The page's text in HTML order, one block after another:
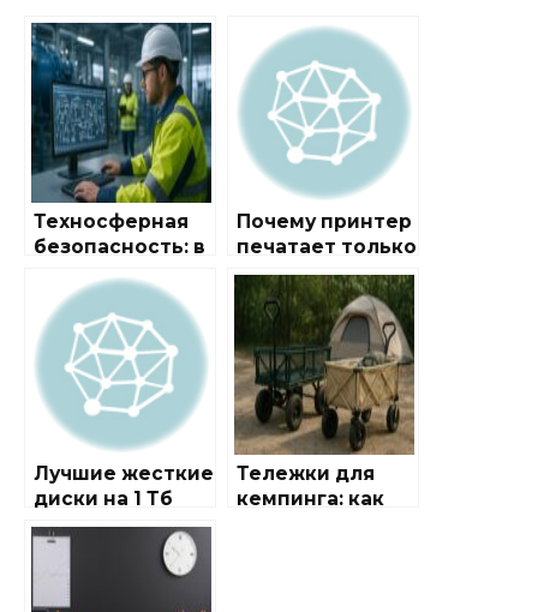
Техносферная
безопасность: в
учиться и где
работать
Почему принтер
печатает только
половину листа
A4: как
исправить
работу Xerox, HP,
Epson, Canon,
Samsung
Лучшие жесткие
диски на 1 Тб
для ПК
Тележки для
кемпинга: как